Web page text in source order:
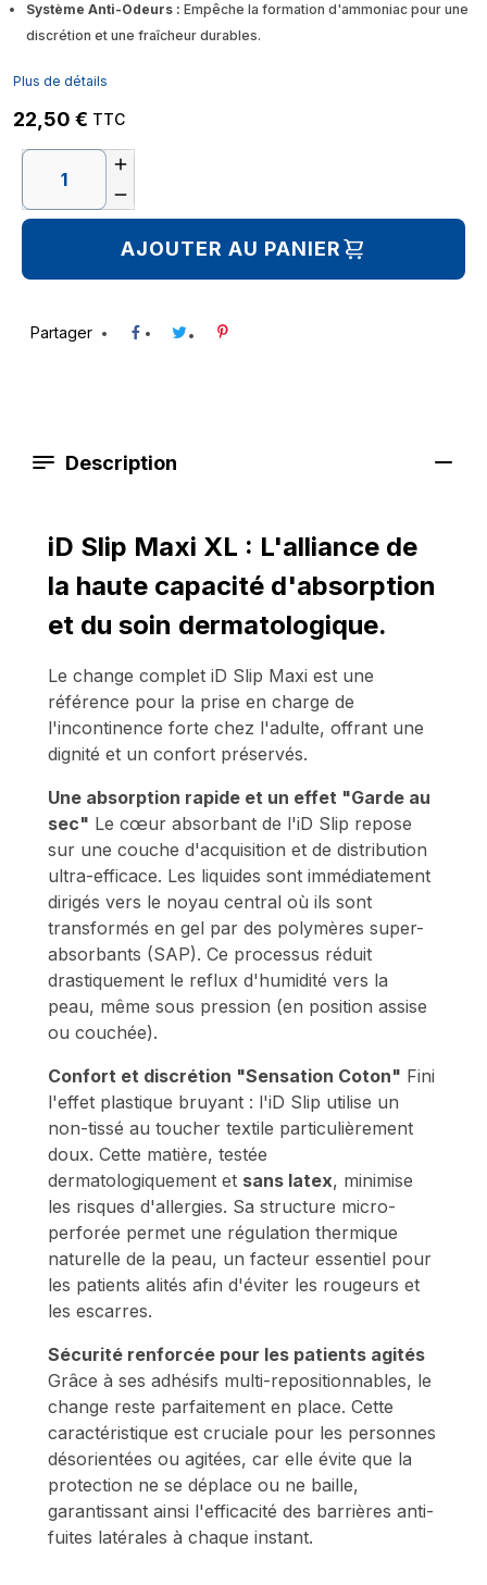
Système Anti-Odeurs : Empêche la formation d'ammoniac pour une
discrétion et une fraîcheur durables.
Plus de détails
22,50 € TTC


AJOUTER AU PANIER
Partager
Description
iD Slip Maxi XL : L'alliance de
la haute capacité d'absorption
et du soin dermatologique.
Le change complet iD Slip Maxi est une
référence pour la prise en charge de
l'incontinence forte chez l'adulte, offrant une
dignité et un confort préservés.
Une absorption rapide et un effet "Garde au
sec" Le cœur absorbant de l'iD Slip repose
sur une couche d'acquisition et de distribution
ultra-efficace. Les liquides sont immédiatement
dirigés vers le noyau central où ils sont
transformés en gel par des polymères super-
absorbants (SAP). Ce processus réduit
drastiquement le reflux d'humidité vers la
peau, même sous pression (en position assise
ou couchée).
Confort et discrétion "Sensation Coton" Fini
l'effet plastique bruyant : l'iD Slip utilise un
non-tissé au toucher textile particulièrement
doux. Cette matière, testée
dermatologiquement et sans latex, minimise
les risques d'allergies. Sa structure micro-
perforée permet une régulation thermique
naturelle de la peau, un facteur essentiel pour
les patients alités afin d'éviter les rougeurs et
les escarres.
Sécurité renforcée pour les patients agités
Grâce à ses adhésifs multi-repositionnables, le
change reste parfaitement en place. Cette
caractéristique est cruciale pour les personnes
désorientées ou agitées, car elle évite que la
protection ne se déplace ou ne baille,
garantissant ainsi l'efficacité des barrières anti-
fuites latérales à chaque instant.